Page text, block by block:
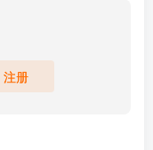
注册